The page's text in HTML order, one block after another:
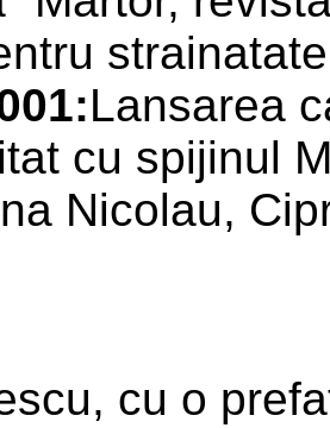
Lansarea
cu spijinul
Nicolau,
cu o